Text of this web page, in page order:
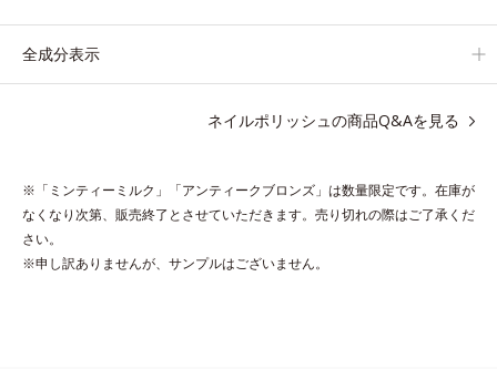
になじむ色合いにニュアンスチェンジできる「
*2 レモングラス葉/茎エキス、マンダリンオレンジ果皮エキス、
センチフォリアバラ花エキス、セイヨウミザクラ果実エキス、ブ
ドウ葉エキス、カミツレ花エキス（すべて保湿成分）
全成分表示
ネイルポリッシュの商品Q&Aを見る
※「ミンティーミルク」「アンティークブロンズ」は数量限定です。在庫が
なくなり次第、販売終了とさせていただきます。売り切れの際はご了承くだ
さい。
※申し訳ありませんが、サンプルはございません。